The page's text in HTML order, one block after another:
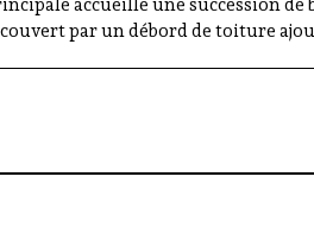
accueille une succession de
par un débord de toiture